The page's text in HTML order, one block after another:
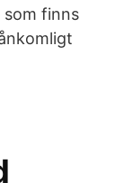
som finns